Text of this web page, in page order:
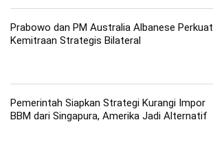
Prabowo dan PM Australia Albanese Perkuat
Kemitraan Strategis Bilateral
Pemerintah Siapkan Strategi Kurangi Impor
BBM dari Singapura, Amerika Jadi Alternatif